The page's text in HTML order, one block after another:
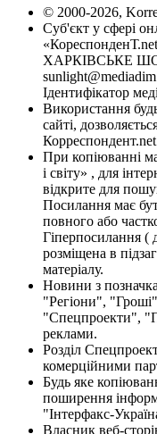
© 2000-2026,
Суб'єкт у сфері
ХАРКІВСЬКЕ
Ідентифікатор
Використання
сайті,
При копіюванні
і світу» , для
відкрите для
Посилання має
повного або
Гіперпосилання (
розміщена в
матеріалу.
Новини з
"Регіони",
"Спецпроекти",
реклами.
Розділ
комерційними
Будь яке
поширення
"Інтерфакс-
Власник веб-